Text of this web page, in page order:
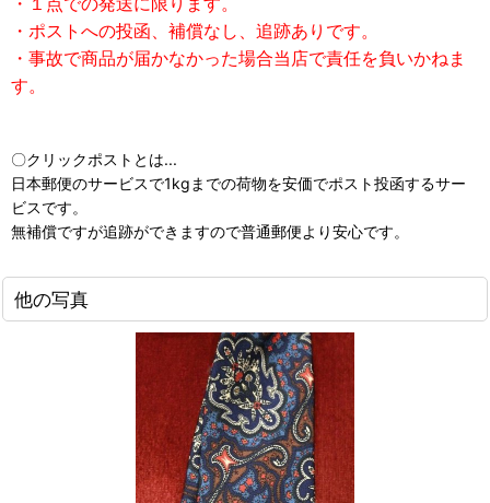
・ポストへの投函、補償なし、追跡ありです。
・事故で商品が届かなかった場合当店で責任を負いかねま
す。
〇クリックポストとは...
日本郵便のサービスで1kgまでの荷物を安価でポスト投函するサー
ビスです。
無補償ですが追跡ができますので普通郵便より安心です。
他の写真